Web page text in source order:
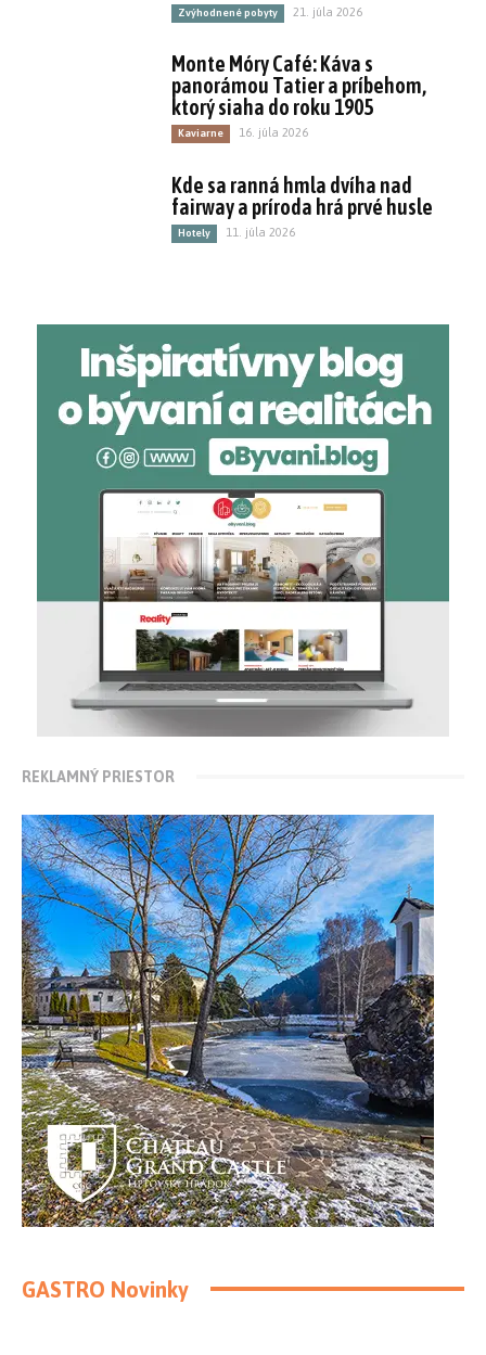
Zvýhodnené pobyty 21. júla 2026
Monte Móry Café: Káva s
panorámou Tatier a príbehom,
ktorý siaha do roku 1905
Kaviarne 16. júla 2026
Kde sa ranná hmla dvíha nad
fairway a príroda hrá prvé husle
Hotely 11. júla 2026
REKLAMNÝ PRIESTOR
GASTRO Novinky